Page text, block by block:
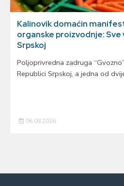
Kalinovik domaćin
organske proizvodnje: Sve
Srpskoj
Poljoprivredna zadruga
Republici Srpskoj, a jedna od
06.08.2026